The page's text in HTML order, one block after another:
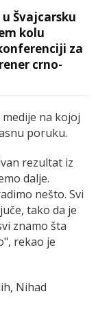
Švajcarsku
kolu
za
crno-
na kojoj
poruku.
rezultat iz
dalje.
nešto. Svi
tako da je
znamo šta
rekao je
Nihad